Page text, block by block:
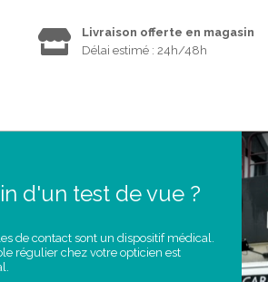
Livraison offerte en magasin
Délai estimé : 24h/48h
d'un test de vue ?
de contact sont un dispositif médical.
régulier chez votre opticien est